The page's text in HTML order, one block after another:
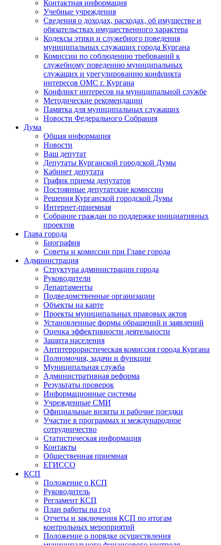
Контактная информация
Учебные учреждения
Сведения о доходах, расходах, об имуществе и
обязательствах имущественного характера
Кодексы этики и служебного поведения
муниципальных служащих города Кургана
Комиссии по соблюдению требований к
служебному поведению муниципальных
служащих и урегулированию конфликта
интересов ОМС г. Кургана
Конфликт интересов на муниципальной службе
Методические рекомендации
Памятка для муниципальных служащих
Новости Федерального Cобрания
Дума
Общая информация
Новости
Ваш депутат
Депутаты Курганской городской Думы
Кабинет депутата
График приема депутатов
Постоянные депутатские комиссии
Решения Курганской городской Думы
Интернет-приемная
Собрание граждан по поддержке инициативных
проектов
Глава города
Биография
Советы и комиссии при Главе города
Администрация
Структура администрации города
Руководители
Департаменты
Подведомственные организации
Объекты на карте
Проекты муниципальных правовых актов
Установленные формы обращений и заявлений
Оценка эффективности деятельности
Защита населения
Антитеррористическая комиссия города Кургана
Полномочия, задачи и функции
Муниципальная служба
Административная реформа
Результаты проверок
Информационные системы
Учрежденные СМИ
Официальные визиты и рабочие поездки
Участие в программах и международное
сотрудничество
Статистическая информация
Контакты
Общественная приемная
ЕГИССО
КСП
Положение о КСП
Руководитель
Регламент КСП
План работы на год
Отчеты и заключения КСП по итогам
контрольных мероприятий
Положение о порядке осуществления